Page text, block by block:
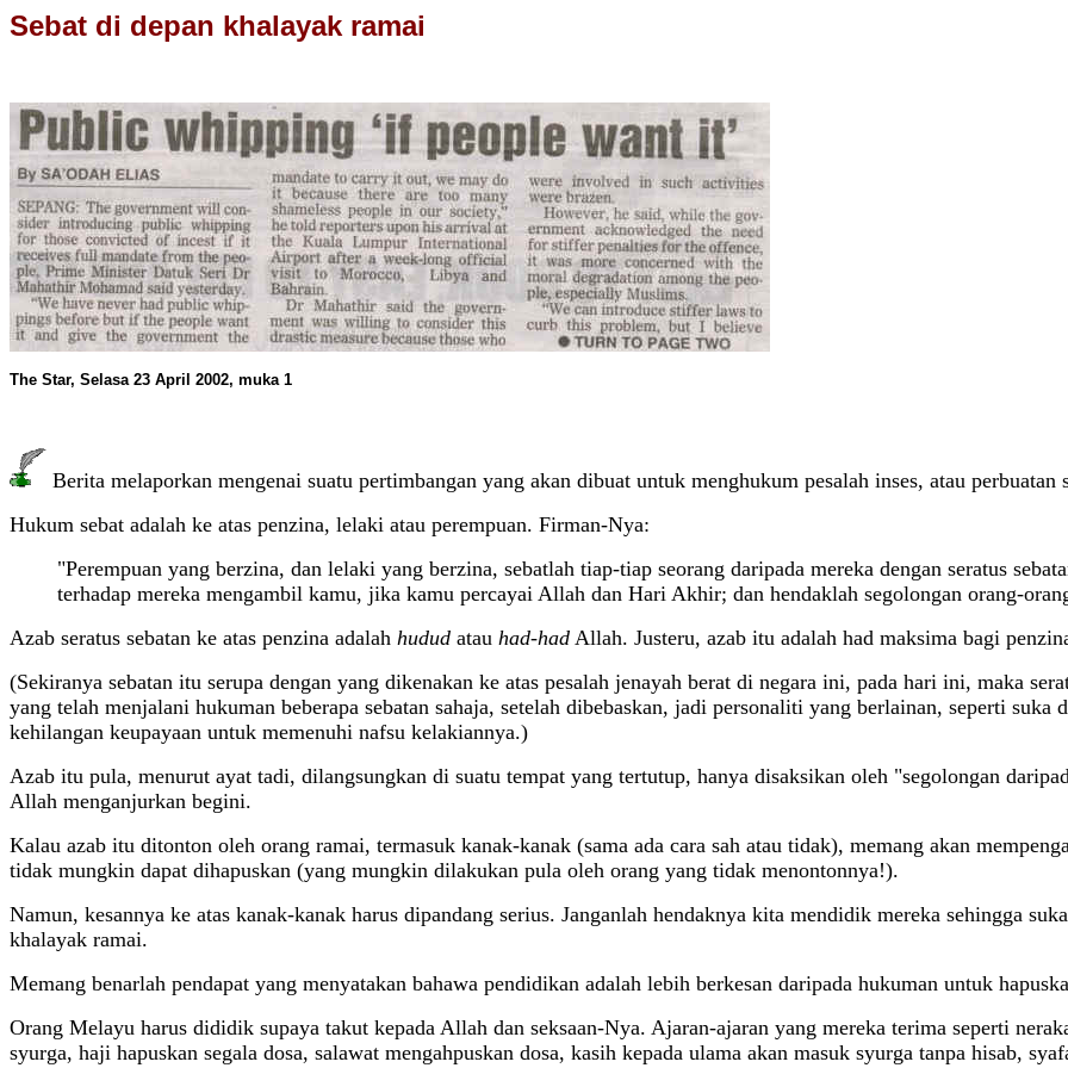
Sebat di depan khalayak ramai
The Star, Selasa 23 April 2002, muka 1
Berita melaporkan mengenai suatu pertimbangan yang akan dibuat untuk menghukum pesalah inses, atau
Hukum sebat adalah ke atas penzina, lelaki atau perempuan. Firman-Nya:
"Perempuan yang berzina, dan lelaki yang berzina, sebatlah tiap-tiap seorang daripada mereka dengan seratus
terhadap mereka mengambil kamu, jika kamu percayai Allah dan Hari Akhir; dan hendaklah segolongan orang-
Azab seratus sebatan ke atas penzina adalah hudud atau had-had Allah. Justeru, azab itu adalah had maksima bagi
(Sekiranya sebatan itu serupa dengan yang dikenakan ke atas pesalah jenayah berat di negara ini, pada hari ini, maka
yang telah menjalani hukuman beberapa sebatan sahaja, setelah dibebaskan, jadi personaliti yang berlainan, seperti
kehilangan keupayaan untuk memenuhi nafsu kelakiannya.)
Azab itu pula, menurut ayat tadi, dilangsungkan di suatu tempat yang tertutup, hanya disaksikan oleh "segolongan
Allah menganjurkan begini.
Kalau azab itu ditonton oleh orang ramai, termasuk kanak-kanak (sama ada cara sah atau tidak), memang akan
tidak mungkin dapat dihapuskan (yang mungkin dilakukan pula oleh orang yang tidak menontonnya!).
Namun, kesannya ke atas kanak-kanak harus dipandang serius. Janganlah hendaknya kita mendidik mereka sehingga
khalayak ramai.
Memang benarlah pendapat yang menyatakan bahawa pendidikan adalah lebih berkesan daripada hukuman untuk
Orang Melayu harus dididik supaya takut kepada Allah dan seksaan-Nya. Ajaran-ajaran yang mereka terima seperti
syurga, haji hapuskan segala dosa, salawat mengahpuskan dosa, kasih kepada ulama akan masuk syurga tanpa hisab,